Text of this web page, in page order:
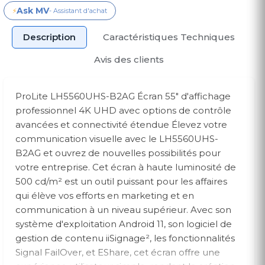
⚡Ask MV- Assistant d'achat
Description
Caractéristiques Techniques
Avis des clients
ProLite LH5560UHS-B2AG Écran 55" d'affichage
professionnel 4K UHD avec options de contrôle
avancées et connectivité étendue Élevez votre
communication visuelle avec le LH5560UHS-
B2AG et ouvrez de nouvelles possibilités pour
votre entreprise. Cet écran à haute luminosité de
500 cd/m² est un outil puissant pour les affaires
qui élève vos efforts en marketing et en
communication à un niveau supérieur. Avec son
système d'exploitation Android 11, son logiciel de
gestion de contenu iiSignage², les fonctionnalités
Signal FailOver, et EShare, cet écran offre une